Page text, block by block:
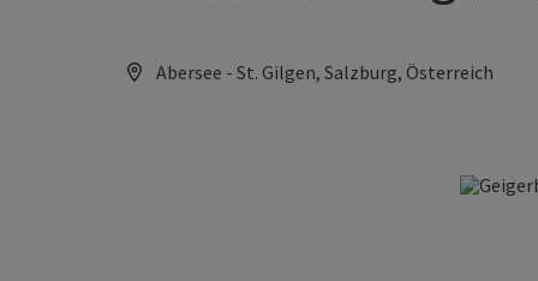
Abersee - St. Gilgen, Salzburg, Österreich